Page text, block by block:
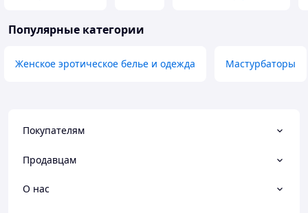
Популярные категории
Женское эротическое белье и одежда Мастурбаторы
Покупателям
Продавцам
О нас